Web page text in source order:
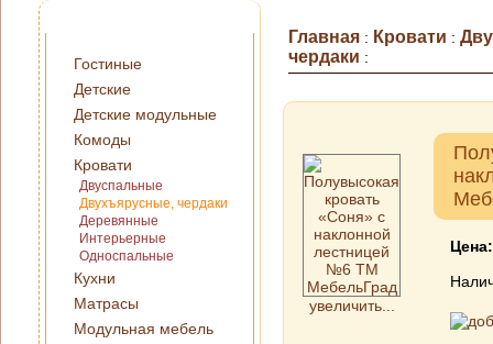
Гостиные
Детские
Детские модульные
Комоды
Кровати
Двуспальные
Двухъярусные, чердаки
Деревянные
Интерьерные
Односпальные
Кухни
Матрасы
Модульная мебель
Главная : Кровати :
чердаки :
увеличить...